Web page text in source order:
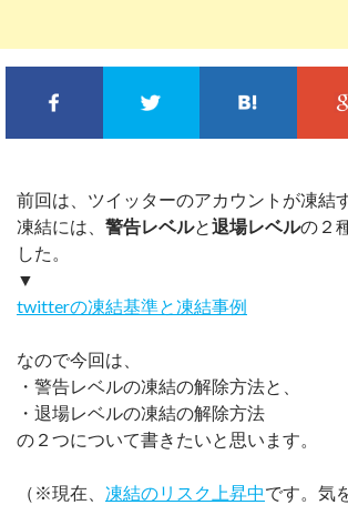
FACEBOOKでシェアTWITTERでシェ
この
前回は、ツイッターのアカウントが凍結
凍結には、 警告レベルと退場レベルの２
した。
▼
twitterの凍結基準と凍結事例
なので今回は、
・警告レベルの凍結の解除方法と、
・退場レベルの凍結の解除方法
の２つについて書きたいと思います。
（※現在、 凍結のリスク上昇中です。気